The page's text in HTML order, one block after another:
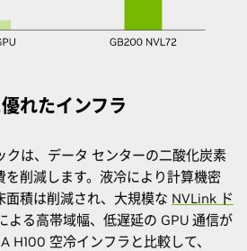
れたインフラ
クは、データ センターの二酸化炭素
削減します。液冷により計算機密
面積は削減され、大規模な NVLink ド
よる高帯域幅、低遅延の GPU 通信が
H100 空冷インフラと比較して、